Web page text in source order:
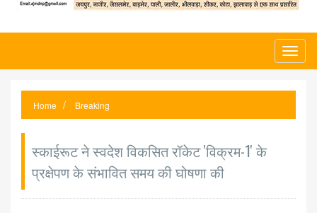
Home Breaking
स्काईरूट ने स्वदेश विकसित रॉकेट 'विक्रम-1' के
प्रक्षेपण के संभावित समय की घोषणा की